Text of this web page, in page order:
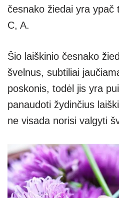
česnako žiedai yra ypač
C, A.
Šio laiškinio česnako
švelnus, subtiliai
poskonis, todėl jis yra
panaudoti žydinčius
ne visada norisi valgyti